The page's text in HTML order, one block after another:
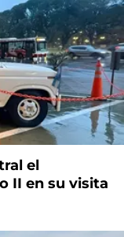
el
II en su visita